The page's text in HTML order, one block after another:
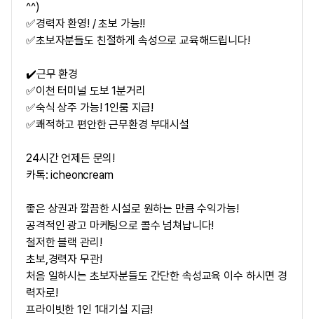
^^)
✅경력자 환영! / 초보 가능!!
✅초보자분들도 친절하게 속성으로 교육해드립니다!
✔️근무 환경
✅이천 터미널 도보 1분거리
✅숙식 상주 가능! 1인룸 지급!
✅쾌적하고 편안한 근무환경 부대시설
24시간 언제든 문의!
카톡: icheoncream
좋은 상권과 깔끔한 시설로 원하는 만큼 수익가능!
공격적인 광고 마케팅으로 콜수 넘쳐납니다!
철저한 블랙 관리!
초보,경력자 무관!
처음 일하시는 초보자분들도 간단한 속성교육 이수 하시면 경
력자로!
프라이빗한 1인 1대기실 지급!